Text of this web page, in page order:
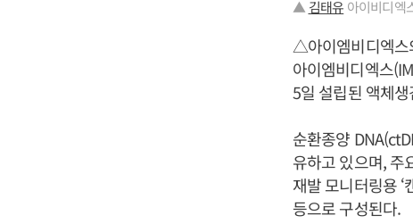
▲ 김태유 아이비디엑
△아이엠비디엑스
아이엠비디엑스
5일 설립된 액체
순환종양
유하고 있으며, 주
재발 모니터링용
등으로 구성된다.